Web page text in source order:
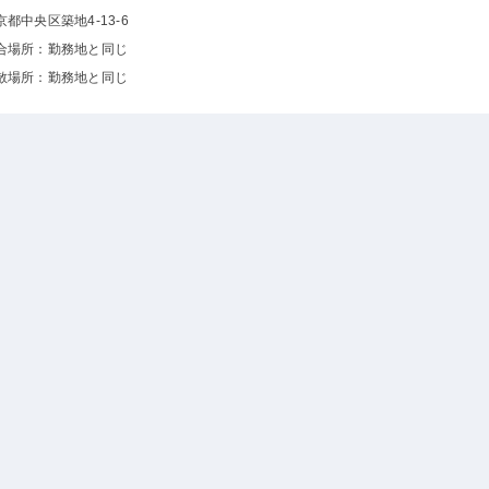
都中央区築地4-13-6
場所：勤務地と同じ
場所：勤務地と同じ